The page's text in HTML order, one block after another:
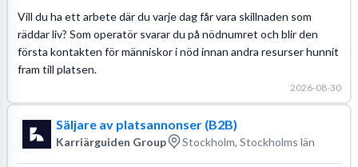
Vill du ha ett arbete där du varje dag får vara skillnaden som
räddar liv? Som operatör svarar du på nödnumret och blir den
första kontakten för människor i nöd innan andra resurser hunnit
fram till platsen.
2026-08-30
Säljare av platsannonser (B2B)
Karriärguiden Group Stockholm, Stockholms län